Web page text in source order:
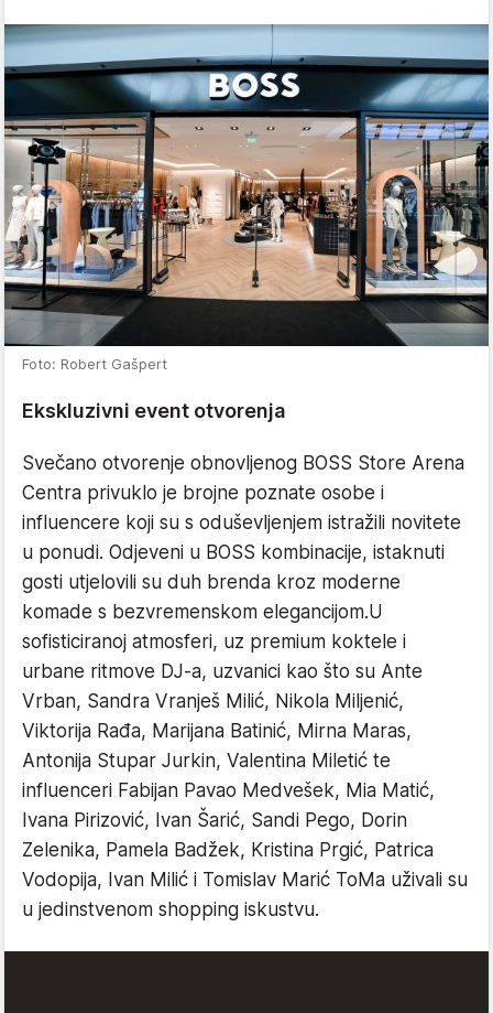
Foto: Robert Gašpert
Ekskluzivni event otvorenja
Svečano otvorenje obnovljenog BOSS Store Arena
Centra privuklo je brojne poznate osobe i
influencere koji su s oduševljenjem istražili novitete
u ponudi. Odjeveni u BOSS kombinacije, istaknuti
gosti utjelovili su duh brenda kroz moderne
komade s bezvremenskom elegancijom.U
sofisticiranoj atmosferi, uz premium koktele i
urbane ritmove DJ-a, uzvanici kao što su Ante
Vrban, Sandra Vranješ Milić, Nikola Miljenić,
Viktorija Rađa, Marijana Batinić, Mirna Maras,
Antonija Stupar Jurkin, Valentina Miletić te
influenceri Fabijan Pavao Medvešek, Mia Matić,
Ivana Pirizović, Ivan Šarić, Sandi Pego, Dorin
Zelenika, Pamela Badžek, Kristina Prgić, Patrica
Vodopija, Ivan Milić i Tomislav Marić ToMa uživali su
u jedinstvenom shopping iskustvu.